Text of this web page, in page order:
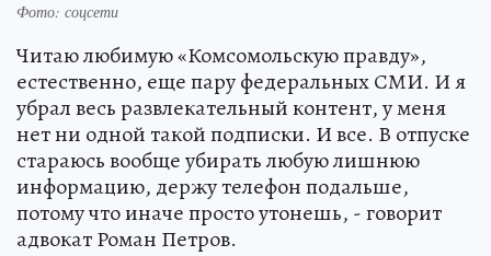
Фото: соцсети
Читаю любимую «Комсомольскую правду»,
естественно, еще пару федеральных СМИ. И я
убрал весь развлекательный контент, у меня
нет ни одной такой подписки. И все. В отпуске
стараюсь вообще убирать любую лишнюю
информацию, держу телефон подальше,
потому что иначе просто утонешь, - говорит
адвокат Роман Петров.